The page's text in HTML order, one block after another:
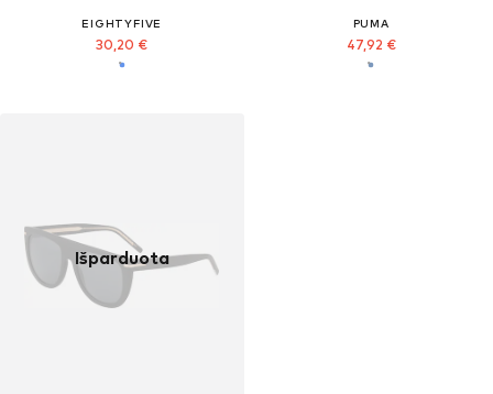
EIGHTYFIVE
30,20 €
PUMA
47,92 €
Išparduota